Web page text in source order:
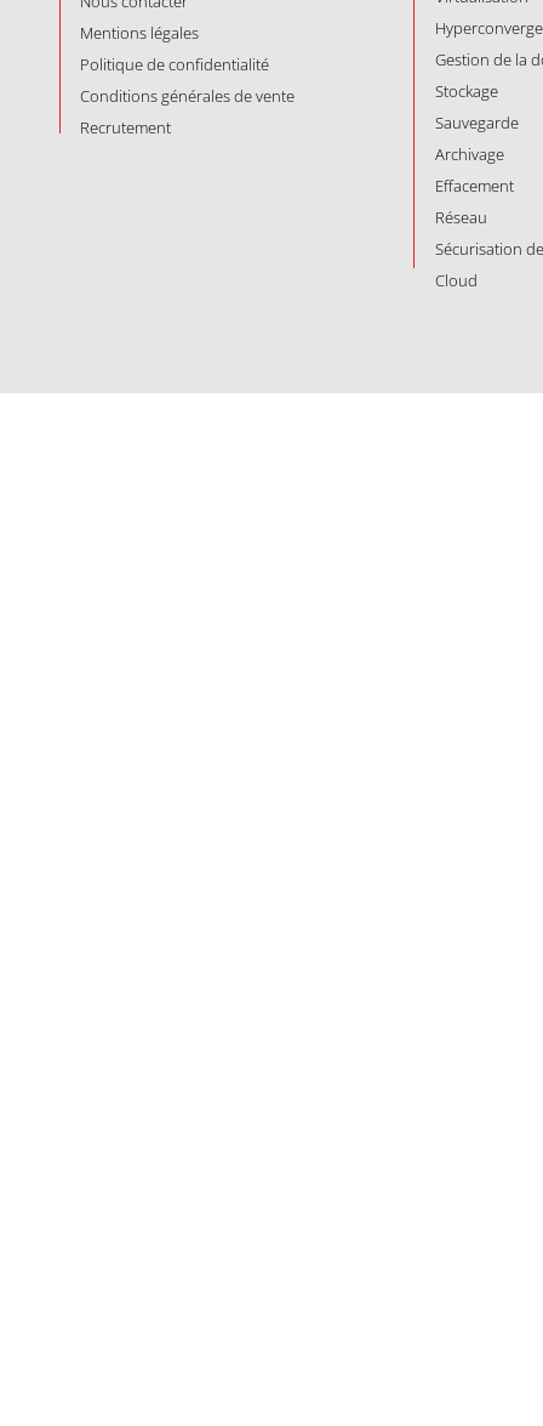
Mentions légales
Politique de confidentialité
Conditions générales de vente
Recrutement
Gestion de la
Stockage
Sauvegarde
Archivage
Effacement
Réseau
Sécurisation
Cloud